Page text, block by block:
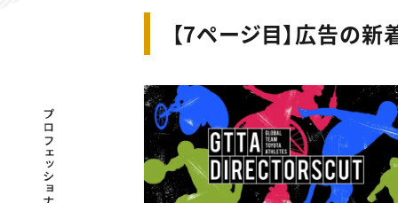
プロフェッショナル×つながる×メディア
【7ページ目】広告の新